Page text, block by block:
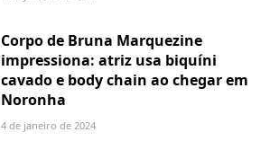
Corpo de Bruna Marquezine
impressiona: atriz usa biquíni
cavado e body chain ao chegar em
Noronha
4 de janeiro de 2024